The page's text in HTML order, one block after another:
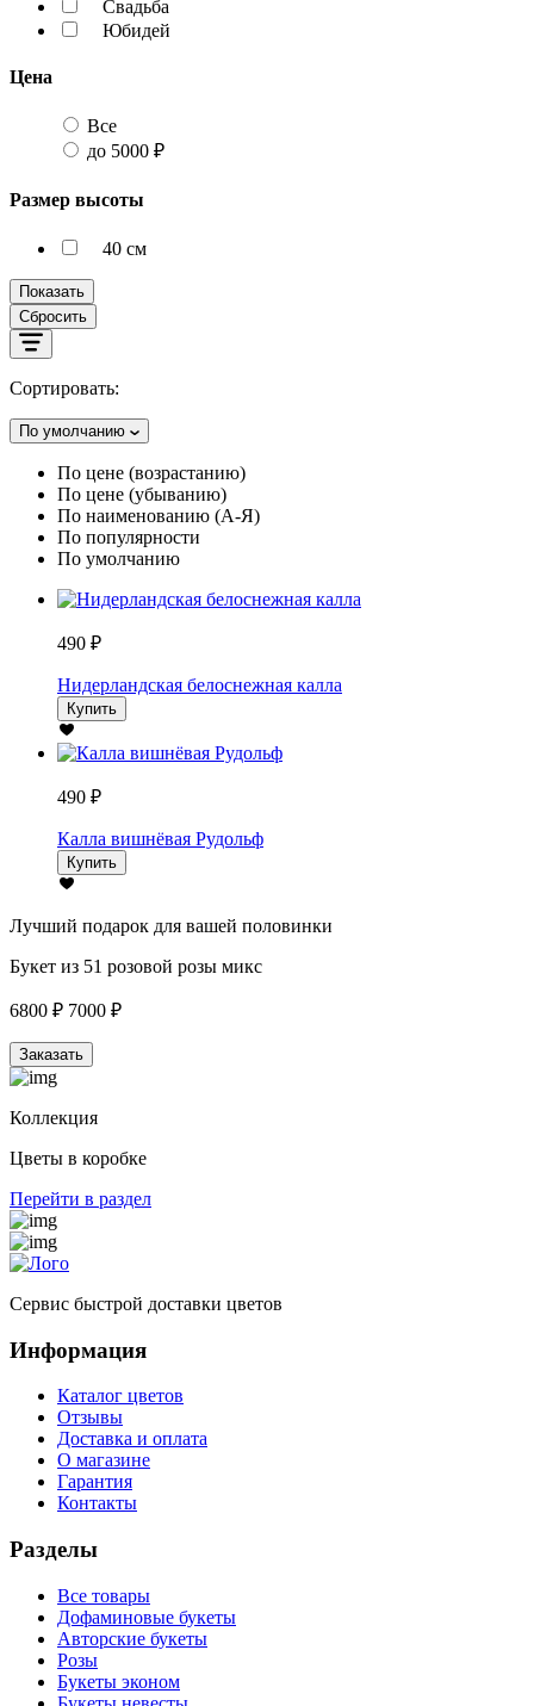
Свадьба
Юбидей
Цена
Все
до 5000 ₽
Размер высоты
40 см
Показать
Сбросить
Сортировать:
По умолчанию
По цене (возрастанию)
По цене (убыванию)
По наименованию (А-Я)
По популярности
По умолчанию
490 ₽
Нидерландская белоснежная калла
Купить
490 ₽
Калла вишнёвая Рудольф
Купить
Лучший подарок для вашей половинки
Букет из 51 розовой розы микс
6800 ₽ 7000 ₽
Заказать
Коллекция
Цветы в коробке
Перейти в раздел
Сервис быстрой доставки цветов
Информация
Каталог цветов
Отзывы
Доставка и оплата
О магазине
Гарантия
Контакты
Разделы
Все товары
Дофаминовые букеты
Авторские букеты
Розы
Букеты эконом